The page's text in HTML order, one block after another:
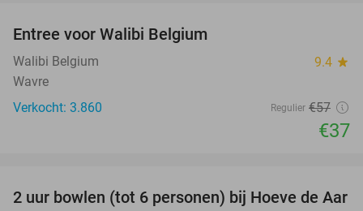
Entree voor Walibi Belgium
Walibi Belgium 9.4 star
Wavre
Verkocht: 3.860
Regulier €57
€37
50%
2 uur bowlen (tot 6 personen) bij Hoeve de Aar